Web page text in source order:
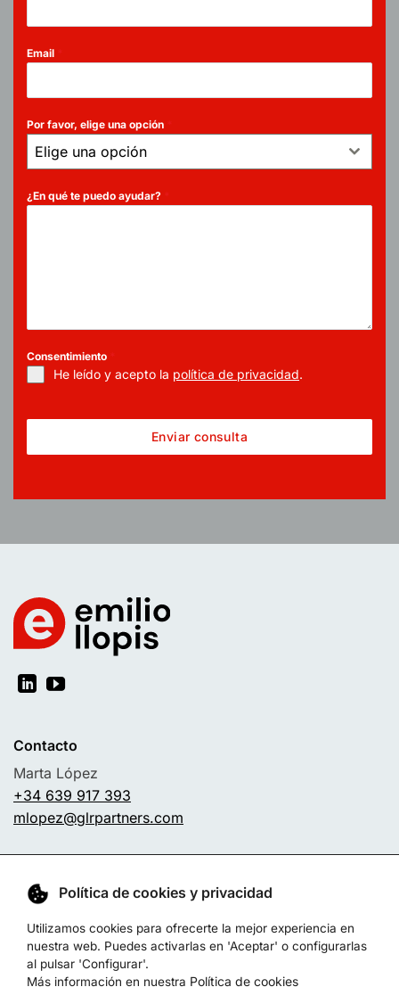
Email
Por favor, elige una opción
Elige una opción
¿En qué te puedo ayudar?
Consentimiento
He leído y acepto la política de privacidad.
Enviar consulta
Sobre mí Business Branding Servicios
Libros Blog Experiencia
Contacto
Marta López
+34 639 917 393
mlopez@glrpartners.com
Política de cookies y privacidad
Utilizamos cookies para ofrecerte la mejor experiencia en
nuestra web. Puedes activarlas en 'Aceptar' o configurarlas
al pulsar 'Configurar'.
Más información en nuestra Política de cookies